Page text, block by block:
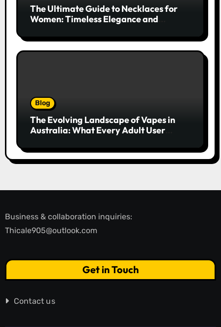
The Ultimate Guide to Necklaces for
Women: Timeless Elegance and
Blog
The Evolving Landscape of Vapes in
Australia: What Every Adult User
Business & collaboration inquiries:
Thicale905@outlook.com
Get in Touch
Contact us